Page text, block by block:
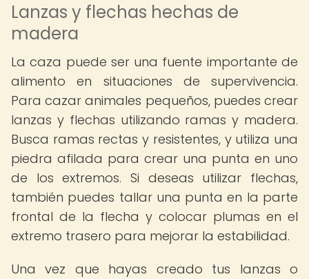
Lanzas y flechas hechas de
madera
La caza puede ser una fuente importante de
alimento en situaciones de supervivencia.
Para cazar animales pequeños, puedes crear
lanzas y flechas utilizando ramas y madera.
Busca ramas rectas y resistentes, y utiliza una
piedra afilada para crear una punta en uno
de los extremos. Si deseas utilizar flechas,
también puedes tallar una punta en la parte
frontal de la flecha y colocar plumas en el
extremo trasero para mejorar la estabilidad.
Una vez que hayas creado tus lanzas o